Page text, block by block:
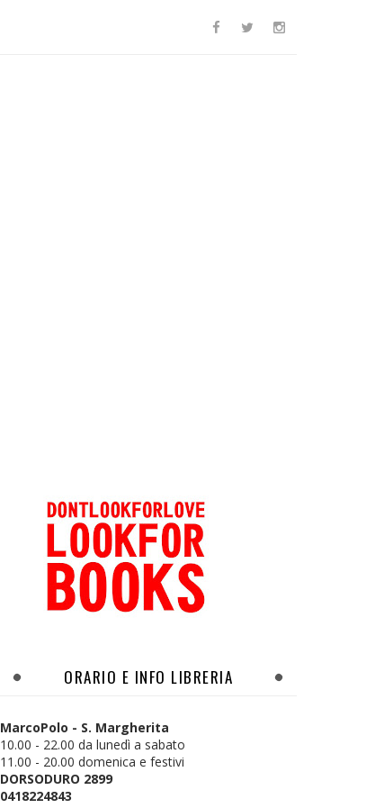
ORARIO E INFO LIBRERIA
MarcoPolo - S. Margherita
10.00 - 22.00 da lunedì a sabato
11.00 - 20.00 domenica e festivi
DORSODURO 2899
0418224843